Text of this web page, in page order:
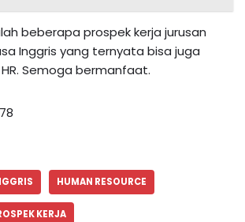
beberapa prospek kerja jurusan
Inggris yang ternyata bisa juga
Semoga bermanfaat.
HUMAN RESOURCE
KERJA